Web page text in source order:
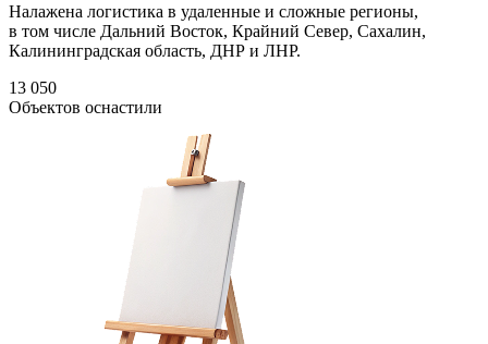
Налажена логистика в удаленные и сложные регионы,
в том числе Дальний Восток, Крайний Север, Сахалин,
Калининградская область, ДНР и ЛНР.
13 050
Объектов оснастили